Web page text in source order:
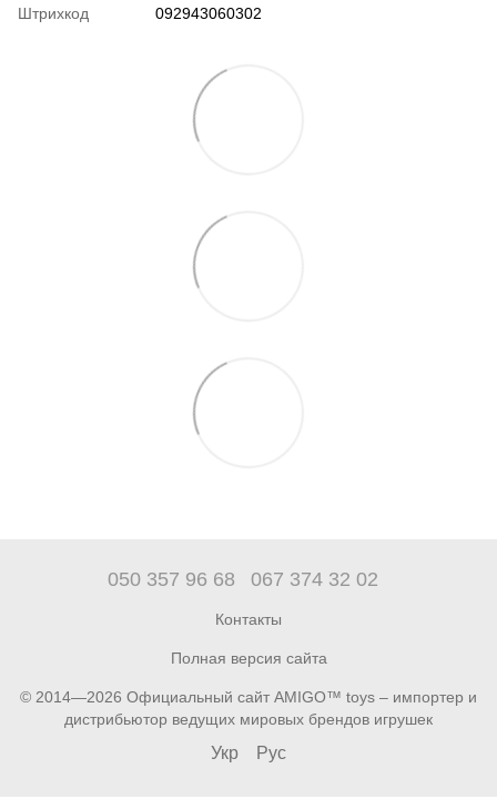
Штрихкод
092943060302
050 357 96 68 067 374 32 02
Контакты
Полная версия сайта
© 2014—2026 Официальный сайт AMIGO™ toys – импортер и
дистрибьютор ведущих мировых брендов игрушек
Укр Рус